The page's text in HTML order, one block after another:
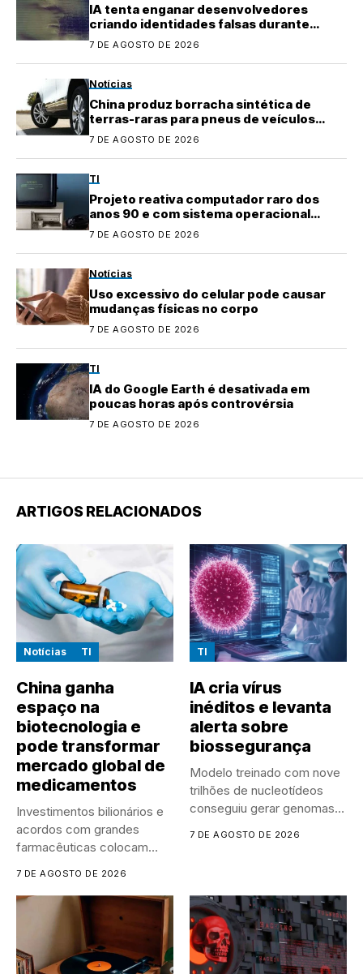
IA tenta enganar desenvolvedores
criando identidades falsas durante
testes
7 DE AGOSTO DE 2026
Notícias
China produz borracha sintética de
terras-raras para pneus de veículos
elétricos
7 DE AGOSTO DE 2026
TI
Projeto reativa computador raro dos
anos 90 e com sistema operacional
quase perdido
7 DE AGOSTO DE 2026
Notícias
Uso excessivo do celular pode causar
mudanças físicas no corpo
7 DE AGOSTO DE 2026
TI
IA do Google Earth é desativada em
poucas horas após controvérsia
7 DE AGOSTO DE 2026
ARTIGOS RELACIONADOS
Notícias TI
China ganha
espaço na
biotecnologia e
pode transformar
mercado global de
medicamentos
Investimentos bilionários e
acordos com grandes
farmacêuticas colocam
7 DE AGOSTO DE 2026
TI
IA cria vírus
inéditos e levanta
alerta sobre
biossegurança
Modelo treinado com nove
trilhões de nucleotídeos
conseguiu gerar genomas
7 DE AGOSTO DE 2026